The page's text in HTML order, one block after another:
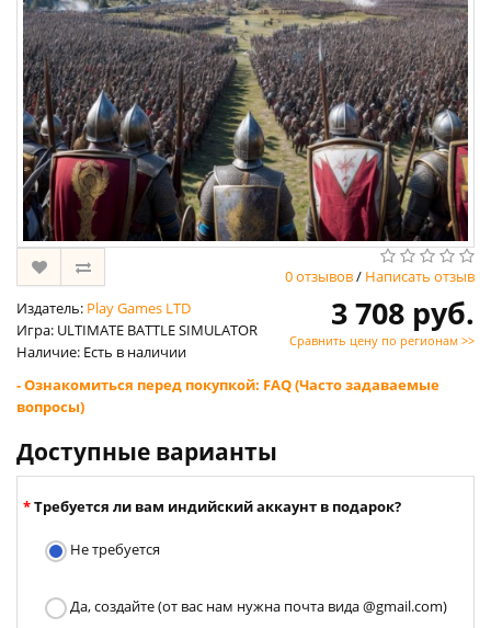
0 отзывов/ Написать отзыв
Издатель: Play Games LTD
Игра: ULTIMATE BATTLE SIMULATOR
Наличие: Есть в наличии
3 708 руб.
Сравнить цену по регионам >>
- Ознакомиться перед покупкой: FAQ (Часто задаваемые
вопросы)
Доступные варианты
Требуется ли вам индийский аккаунт в подарок?
Не требуется
Да, создайте (от вас нам нужна почта вида @gmail.com)